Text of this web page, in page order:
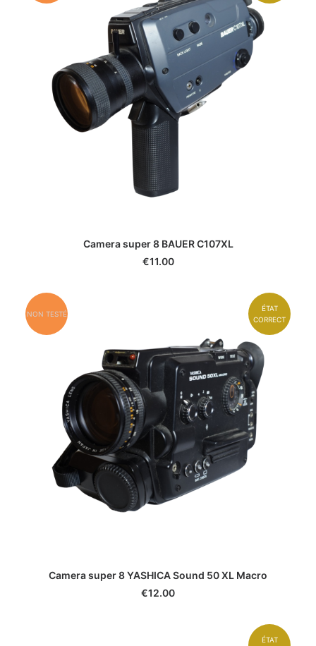
Camera super 8 BAUER C107XL
€11.00
NON TESTÉ
ÉTAT
CORRECT
Camera super 8 YASHICA Sound 50 XL Macro
€12.00
ÉTAT